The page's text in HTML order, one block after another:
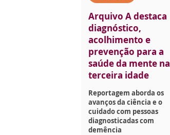
Arquivo A destaca
diagnóstico,
acolhimento e
prevenção para a
saúde da mente na
terceira idade
Reportagem aborda os
avanços da ciência e o
cuidado com pessoas
diagnosticadas com
demência